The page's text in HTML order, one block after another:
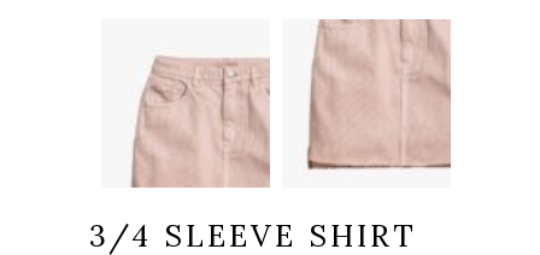
3/4 SLEEVE SHIRT